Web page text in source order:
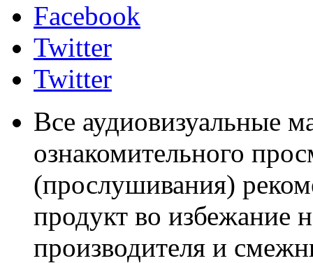
Facebook
Twitter
Twitter
Все аудиовизуальные
ознакомительного
(прослушивания)
продукт во избежание
производителя и